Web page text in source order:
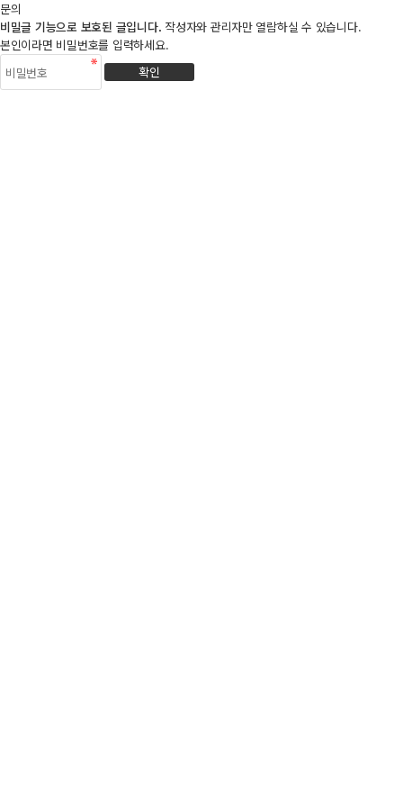
문의
비밀글 기능으로 보호된 글입니다. 작성자와 관리자만 열람하실 수 있습니다.
본인이라면 비밀번호를 입력하세요.